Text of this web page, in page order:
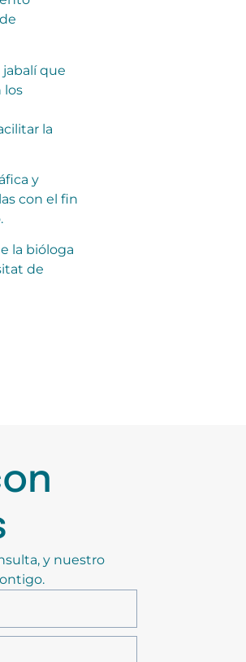
que
los
la
y
con el fin
la bióloga
de
y nuestro